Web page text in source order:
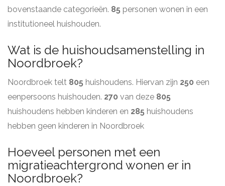
bovenstaande categorieën. 85 personen wonen in een
institutioneel huishouden.
Wat is de huishoudsamenstelling in
Noordbroek?
Noordbroek telt 805 huishoudens. Hiervan zijn 250 een
eenpersoons huishouden. 270 van deze 805
huishoudens hebben kinderen en 285 huishoudens
hebben geen kinderen in Noordbroek
Hoeveel personen met een
migratieachtergrond wonen er in
Noordbroek?